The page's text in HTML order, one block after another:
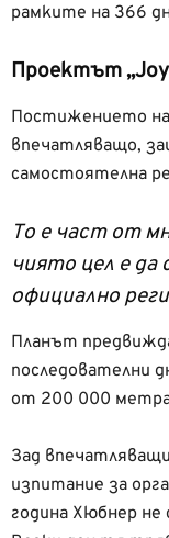
рамките на 366
Проектът
Постижението
впечатляващо,
самостоятелна
То е част от
чиято цел е
официално
Планът
последователни
от 200 000
Зад
изпитание за
година Хюбнер не